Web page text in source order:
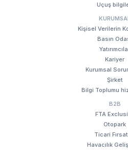
Uçuş
Kişisel Verilerin
Basın
Kariyer
Kurumsal
Şirket
Bilgi Toplumu
B2B
FTA
Otopark
Ticari
Havacılık